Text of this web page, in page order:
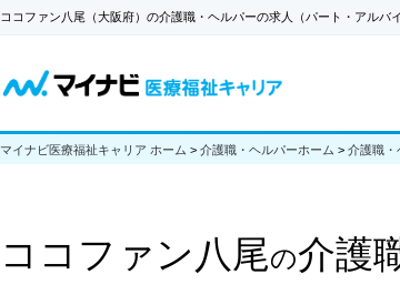
ココファン八尾（大阪府）の介護職・ヘルパーの求人（パート・アルバ
マイナビ医療福祉キャリア ホーム > 介護職・ヘルパーホーム > 介護職・
ココファン八尾の介護